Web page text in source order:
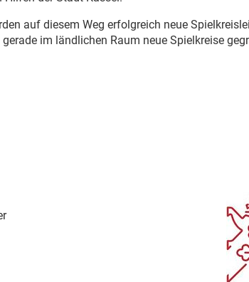
auf diesem Weg erfolgreich neue
im ländlichen Raum neue Spielkreise